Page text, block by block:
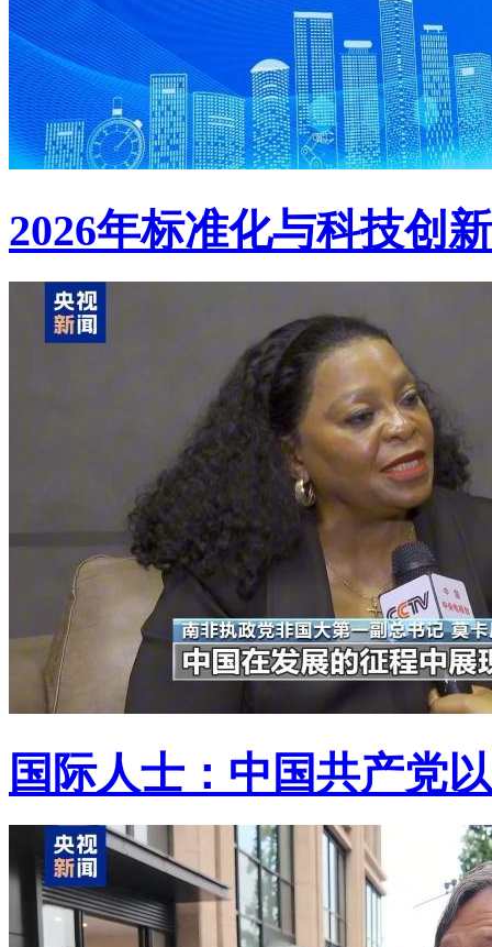
2026年标准化与科技创
国际人士：中国共产党